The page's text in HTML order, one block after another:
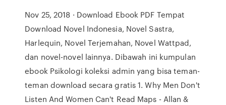
Nov 25, 2018 · Download Ebook PDF Tempat
Download Novel Indonesia, Novel Sastra,
Harlequin, Novel Terjemahan, Novel Wattpad,
dan novel-novel lainnya. Dibawah ini kumpulan
ebook Psikologi koleksi admin yang bisa teman-
teman download secara gratis 1. Why Men Don't
Listen And Women Can't Read Maps - Allan &